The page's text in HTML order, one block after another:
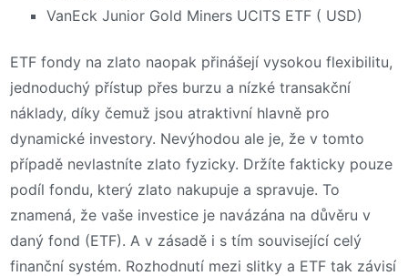
VanEck Junior Gold Miners UCITS ETF ( USD)
ETF fondy na zlato naopak přinášejí vysokou flexibilitu,
jednoduchý přístup přes burzu a nízké transakční
náklady, díky čemuž jsou atraktivní hlavně pro
dynamické investory. Nevýhodou ale je, že v tomto
případě nevlastníte zlato fyzicky. Držíte fakticky pouze
podíl fondu, který zlato nakupuje a spravuje. To
znamená, že vaše investice je navázána na důvěru v
daný fond (ETF). A v zásadě i s tím související celý
finanční systém. Rozhodnutí mezi slitky a ETF tak závisí